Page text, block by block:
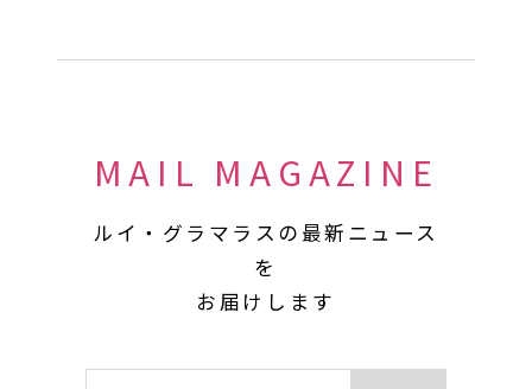
MAIL MAGAZINE
ルイ・グラマラスの最新ニュース
を
お届けします